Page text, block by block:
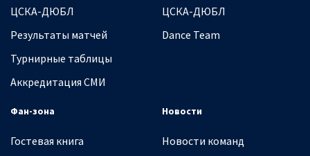
ЦСКА-ДЮБЛ
Результаты матчей
Турнирные таблицы
Аккредитация СМИ
ЦСКА-ДЮБЛ
Dance Team
Фан-зона
Гостевая книга
Новости
Новости команд